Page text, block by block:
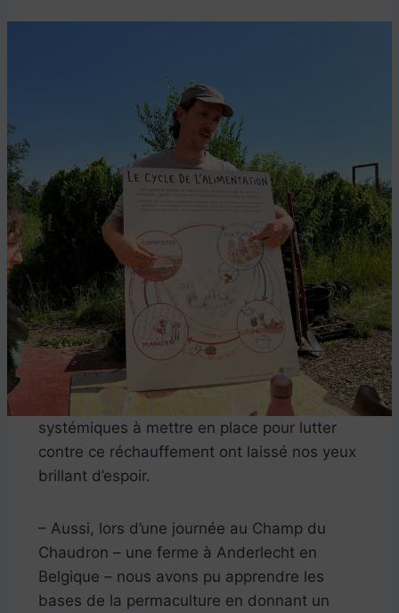
systémiques à mettre en place pour lutter
contre ce réchauffement ont laissé nos yeux
brillant d’espoir.
– Aussi, lors d’une journée au Champ du
Chaudron – une ferme à Anderlecht en
Belgique – nous avons pu apprendre les
bases de la permaculture en donnant un